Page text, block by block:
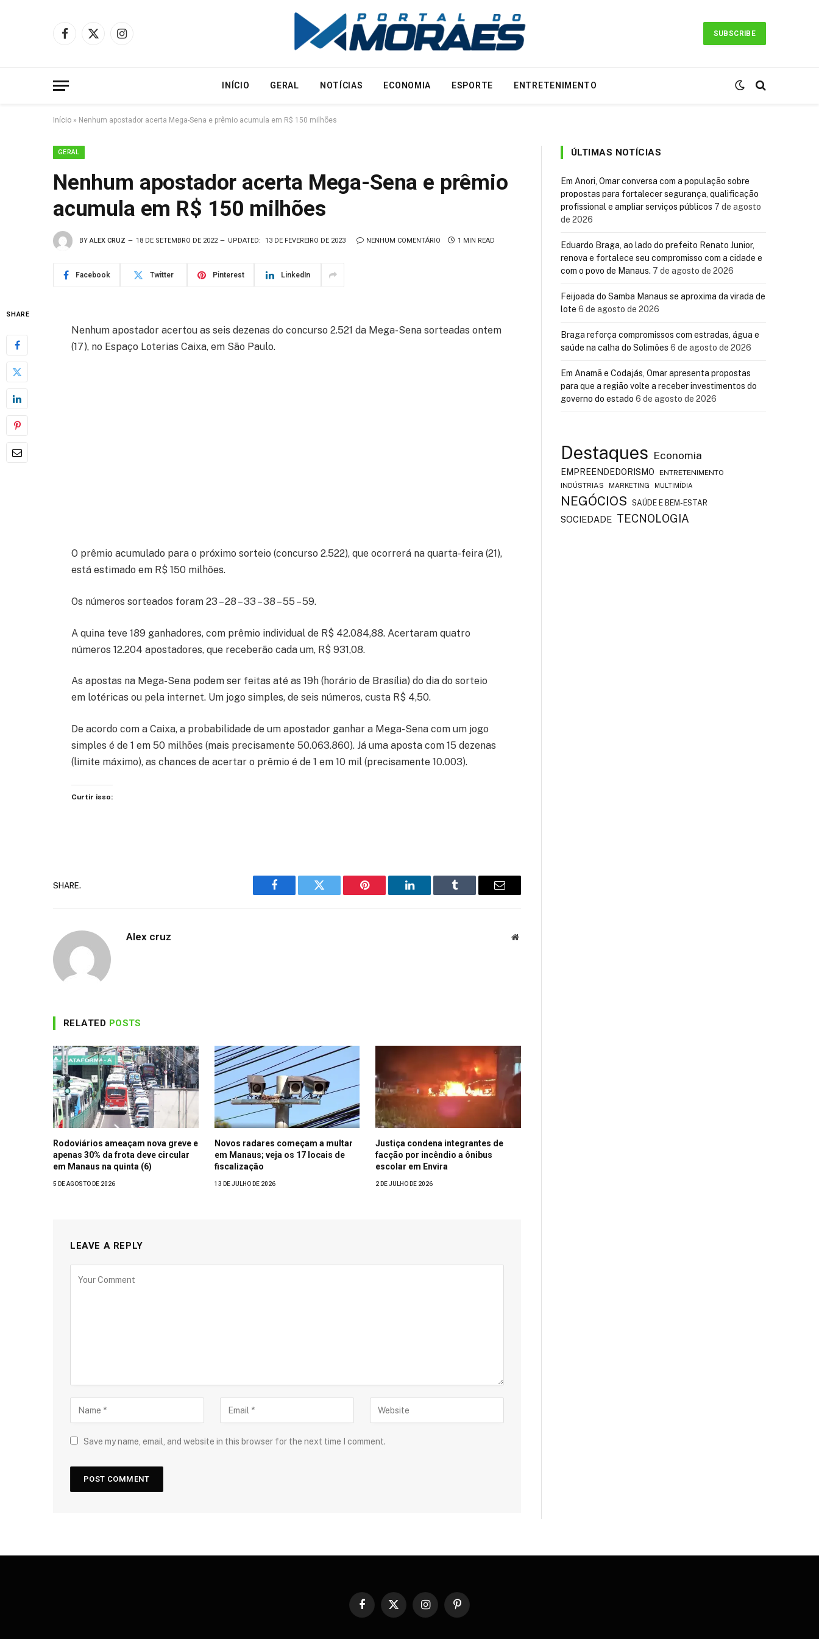
Facebook
X
Instagram
SUBSCRIBE
INÍCIO GERAL NOTÍCIAS ECONOMIA ESPORTE ENTRETENIMENTO
Início » Nenhum apostador acerta Mega-Sena e prêmio acumula em R$ 150 milhões
GERAL
Nenhum apostador acerta Mega-Sena e prêmio
acumula em R$ 150 milhões
BY ALEX CRUZ 18 DE SETEMBRO DE 2022 UPDATED: 13 DE FEVEREIRO DE 2023 NENHUM COMENTÁRIO 1 MIN READ
Facebook Twitter Pinterest LinkedIn
SHARE
Nenhum apostador acertou as seis dezenas do concurso 2.521 da Mega-Sena sorteadas ontem
(17), no Espaço Loterias Caixa, em São Paulo.
O prêmio acumulado para o próximo sorteio (concurso 2.522), que ocorrerá na quarta-feira (21),
está estimado em R$ 150 milhões.
Os números sorteados foram 23 – 28 – 33 – 38 – 55 – 59.
A quina teve 189 ganhadores, com prêmio individual de R$ 42.084,88. Acertaram quatro
números 12.204 apostadores, que receberão cada um, R$ 931,08.
As apostas na Mega-Sena podem ser feitas até as 19h (horário de Brasília) do dia do sorteio
em lotéricas ou pela internet. Um jogo simples, de seis números, custa R$ 4,50.
De acordo com a Caixa, a probabilidade de um apostador ganhar a Mega-Sena com um jogo
simples é de 1 em 50 milhões (mais precisamente 50.063.860). Já uma aposta com 15 dezenas
(limite máximo), as chances de acertar o prêmio é de 1 em 10 mil (precisamente 10.003).
Curtir isso:
SHARE.
Facebook Twitter Pinterest LinkedIn Tumblr Email
Alex cruz Website
RELATED POSTS
Rodoviários ameaçam nova greve e
apenas 30% da frota deve circular
em Manaus na quinta (6)
5 DE AGOSTO DE 2026
Novos radares começam a multar
em Manaus; veja os 17 locais de
fiscalização
13 DE JULHO DE 2026
Justiça condena integrantes de
facção por incêndio a ônibus
escolar em Envira
2 DE JULHO DE 2026
LEAVE A REPLY
Save my name, email, and website in this browser for the next time I comment.
ÚLTIMAS NOTÍCIAS
Em Anori, Omar conversa com a população sobre
propostas para fortalecer segurança, qualificação
profissional e ampliar serviços públicos 7 de agosto
de 2026
Eduardo Braga, ao lado do prefeito Renato Junior,
renova e fortalece seu compromisso com a cidade e
com o povo de Manaus. 7 de agosto de 2026
Feijoada do Samba Manaus se aproxima da virada de
lote 6 de agosto de 2026
Braga reforça compromissos com estradas, água e
saúde na calha do Solimões 6 de agosto de 2026
Em Anamã e Codajás, Omar apresenta propostas
para que a região volte a receber investimentos do
governo do estado 6 de agosto de 2026
Destaques Economia
EMPREENDEDORISMO
ENTRETENIMENTO
INDÚSTRIAS
MARKETING MULTIMÍDIA
NEGÓCIOS SAÚDE E BEM-ESTAR
SOCIEDADE TECNOLOGIA
Facebook
X
InstagramPinterest